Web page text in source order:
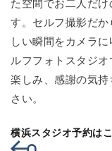
た空間でお二人だ
す。セルフ撮影だ
しい瞬間をカメラ
ルフフォトスタジ
楽しみ、感謝の気
さい。
横浜スタジオ予約は